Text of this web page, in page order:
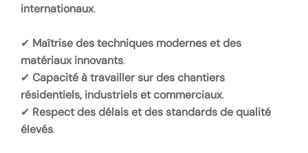
internationaux.
✔ Maîtrise des techniques modernes et des
matériaux innovants.
✔ Capacité à travailler sur des chantiers
résidentiels, industriels et commerciaux.
✔ Respect des délais et des standards de qualité
élevés.